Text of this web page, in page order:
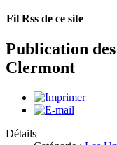
Fil Rss de ce site
Publication
Clermont
Détails